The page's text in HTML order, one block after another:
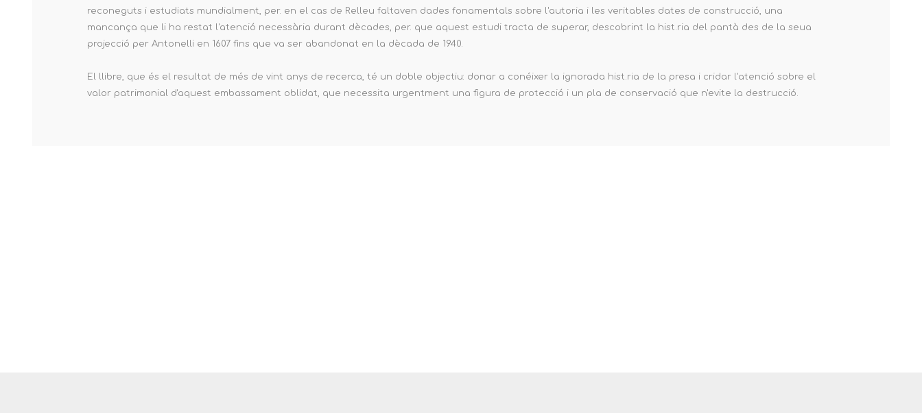
reconeguts i estudiats mundialment, per. en el cas de Relleu faltaven dades fonamentals sobre l'autoria i les veritables dates de construcció, una
mancança que li ha restat l'atenció necessària durant dècades, per. que aquest estudi tracta de superar, descobrint la hist.ria del pantà des de la seua
projecció per Antonelli en 1607 fins que va ser abandonat en la dècada de 1940.
El llibre, que és el resultat de més de vint anys de recerca, té un doble objectiu: donar a conéixer la ignorada hist.ria de la presa i cridar l'atenció sobre el
valor patrimonial d'aquest embassament oblidat, que necessita urgentment una figura de protecció i un pla de conservació que n'evite la destrucció.